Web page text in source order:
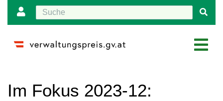
Im Fokus 2023-12: